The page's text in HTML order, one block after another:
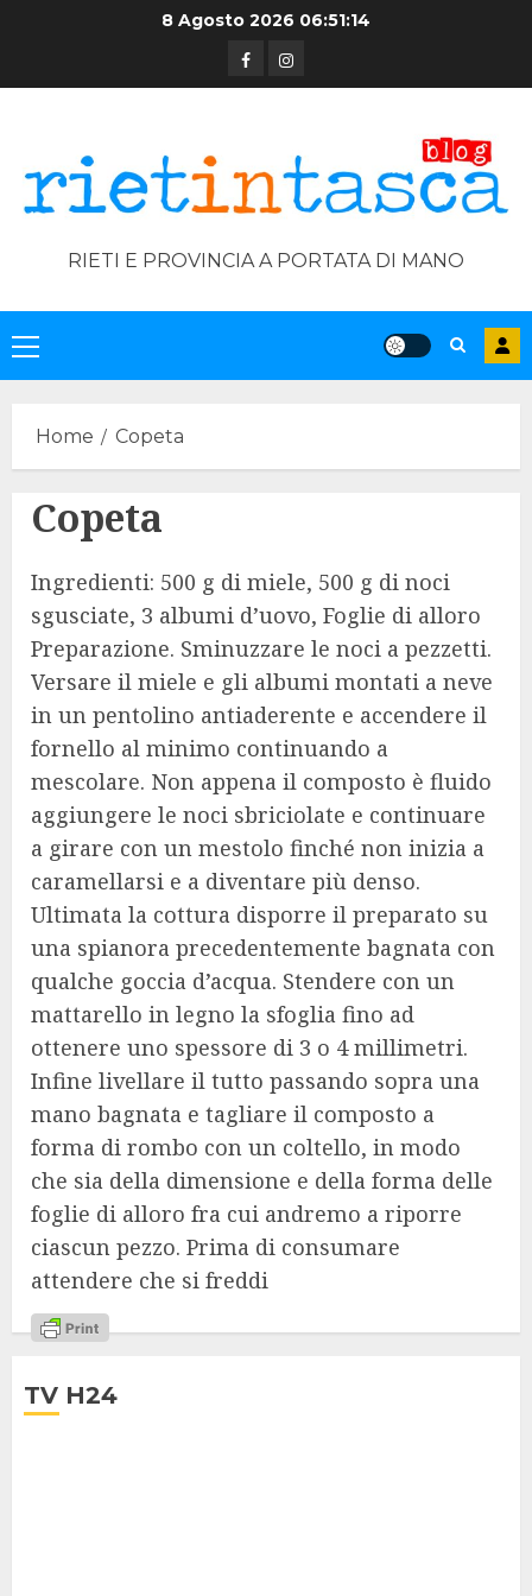
8 Agosto 2026 06:51:14
FacebookInstagram
RIETI E PROVINCIA A PORTATA DI MANO
Primary
Menu
Home Copeta
Copeta
Ingredienti: 500 g di miele, 500 g di noci
sgusciate, 3 albumi d’uovo, Foglie di alloro
Preparazione. Sminuzzare le noci a pezzetti.
Versare il miele e gli albumi montati a neve
in un pentolino antiaderente e accendere il
fornello al minimo continuando a
mescolare. Non appena il composto è fluido
aggiungere le noci sbriciolate e continuare
a girare con un mestolo finché non inizia a
caramellarsi e a diventare più denso.
Ultimata la cottura disporre il preparato su
una spianora precedentemente bagnata con
qualche goccia d’acqua. Stendere con un
mattarello in legno la sfoglia fino ad
ottenere uno spessore di 3 o 4 millimetri.
Infine livellare il tutto passando sopra una
mano bagnata e tagliare il composto a
forma di rombo con un coltello, in modo
che sia della dimensione e della forma delle
foglie di alloro fra cui andremo a riporre
ciascun pezzo. Prima di consumare
attendere che si freddi
TV H24